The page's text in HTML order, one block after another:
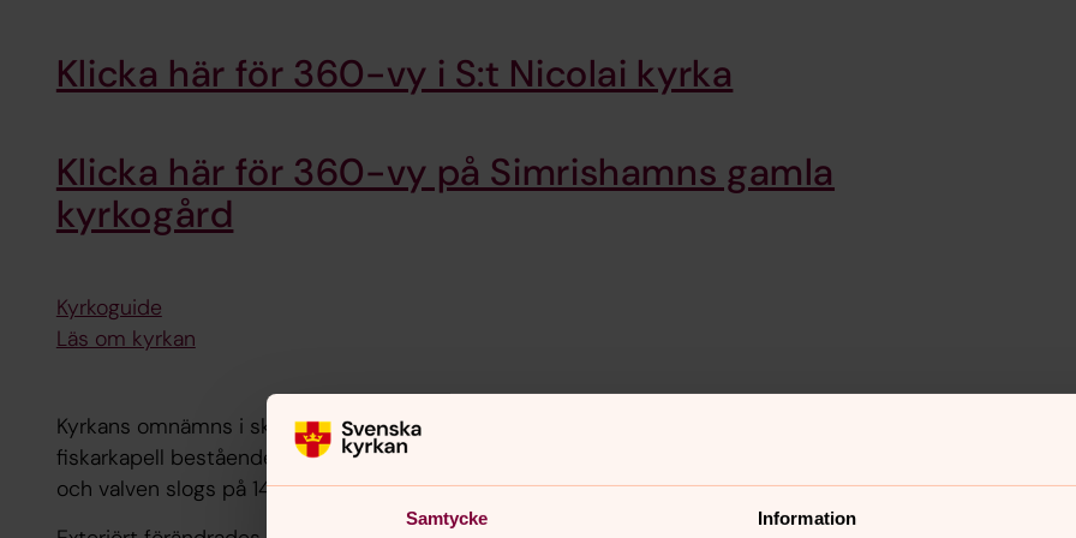
Samtycke Information
Klicka här för 360-vy i S:t Nicolai kyrka
Klicka här för 360-vy på Simrishamns gamla
kyrkogård
Kyrkoguide
Läs om kyrkan
Kyrkans omnämns i skrift första gången år 1161. Då var den troligen bara ett litet
fiskarkapell bestående av det nuvarande koret. Långhuset färdigställdes på 1200-talet
och valven slogs på 1400-talet. Vid slutet av medeltiden byggdes vapenhus och torn.